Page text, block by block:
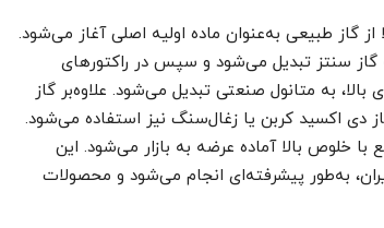
گاز طبیعی به‌عنوان ماده اولیه اصلی آغاز می‌شود.
گاز سنتز تبدیل می‌شود و سپس در راکتورهای
به متانول صنعتی تبدیل می‌شود. علاوه‌بر گاز
دی اکسید کربن یا زغال‌سنگ نیز استفاده می‌شود.
خلوص بالا آماده عرضه به بازار می‌شود. این
به‌طور پیشرفته‌ای انجام می‌شود و محصولات